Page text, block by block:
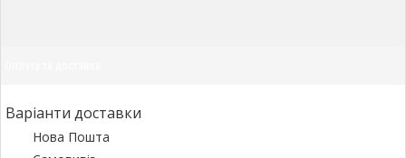
Варіанти доставки
Нова Пошта